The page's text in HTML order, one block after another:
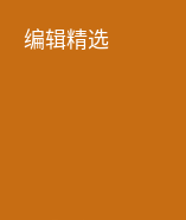
编辑精选